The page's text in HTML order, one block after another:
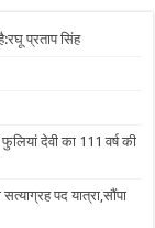
प्रताप सिंह
देवी का 111 वर्ष की
पद यात्रा,सौंपा